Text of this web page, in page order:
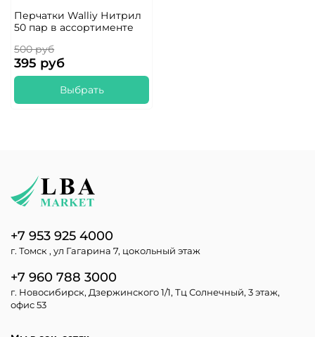
Перчатки Walliy Нитрил
50 пар в ассортименте
500 руб
395 руб
Выбрать
+7 953 925 4000
г. Томск , ул Гагарина 7, цокольный этаж
+7 960 788 3000
г. Новосибирск, Дзержинского 1/1, Тц Солнечный, 3 этаж,
офис 53